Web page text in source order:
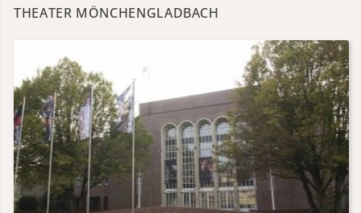
THEATER MÖNCHENGLADBACH